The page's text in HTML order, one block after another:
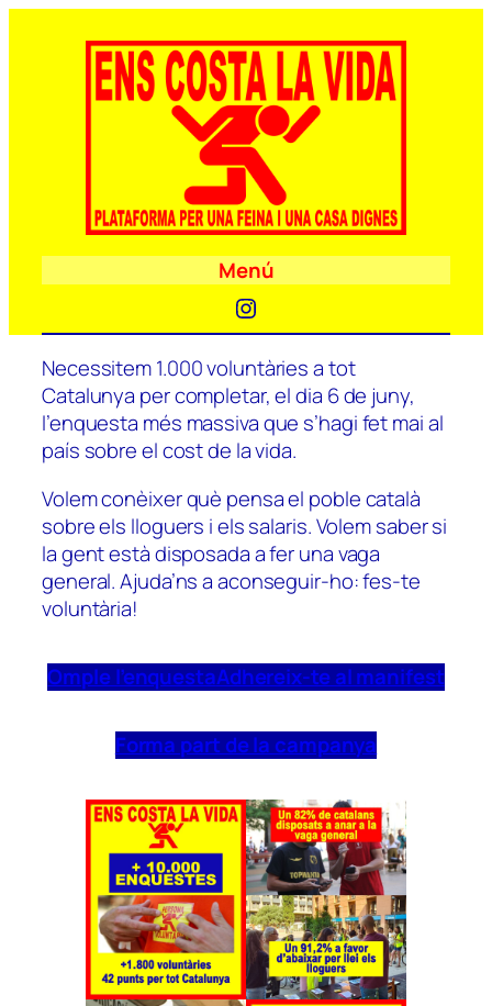
Menú
Instagram
Necessitem 1.000 voluntàries a tot
Catalunya per completar, el dia 6 de juny,
l’enquesta més massiva que s’hagi fet mai al
país sobre el cost de la vida.
Volem conèixer què pensa el poble català
sobre els lloguers i els salaris. Volem saber si
la gent està disposada a fer una vaga
general. Ajuda’ns a aconseguir-ho: fes-te
voluntària!
Omple l’enquestaAdhereix-te al manifest
Forma part de la campanya